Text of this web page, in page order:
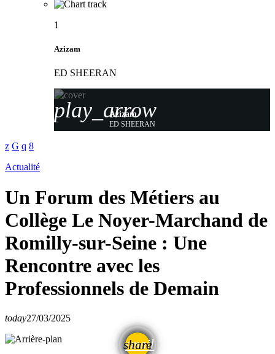
1
Azizam
ED SHEERAN
play_arrow
Azizam
ED SHEERAN
Actualité
Un Forum des Métiers au
Collège Le Noyer-Marchand de
Romilly-sur-Seine : Une
Rencontre avec les
Professionnels de Demain
today27/03/2025
share
email